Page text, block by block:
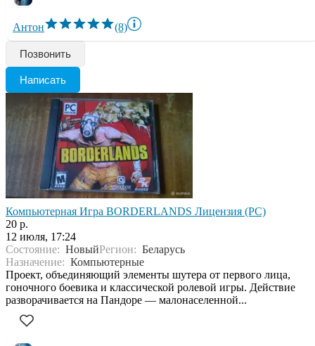
Антон (8)
Позвонить
Написать
Компьютерная Игра BORDERLANDS Лицензия (PC)
20 р.
12 июля, 17:24
Состояние: НовыйРегион: Беларусь
Назначение: Компьютерные
Проект, объединяющий элементы шутера от первого лица,
гоночного боевика и классической ролевой игры. Действие
разворачивается на Пандоре — малонаселенной...